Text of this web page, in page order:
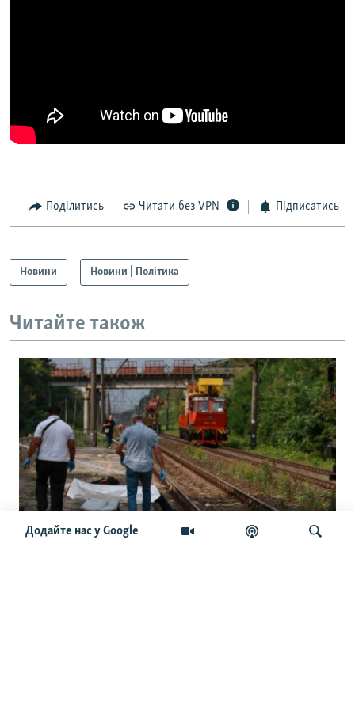
Додайте нас у Google
Поділитись Читати без VPN Підписатись
Новини Новини | Політика
Читайте також